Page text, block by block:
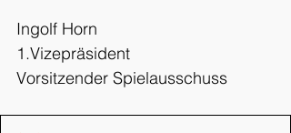
Ingolf Horn
1.Vizepräsident
Vorsitzender Spielausschuss